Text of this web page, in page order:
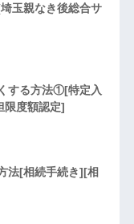
玉親なき後総合サ
する方法①[特定入
限度額認定]
法[相続手続き][相